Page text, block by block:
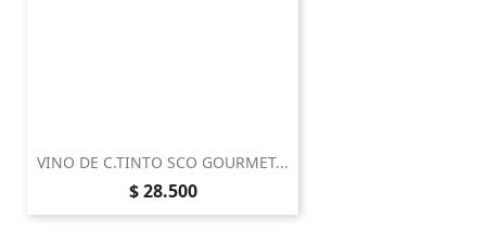
VINO DE C.TINTO SCO GOURMET...
Precio
$ 28.500